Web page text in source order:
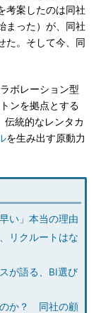
考案したのは同社
まった）が、同社
た。そして今、同
ボレーション型
ンを拠点とする
伝統的なレンタカ
を生み出す原動力
い」本当の理由
リクルートはな
が語る、BI選び
のか？ 同社の顧